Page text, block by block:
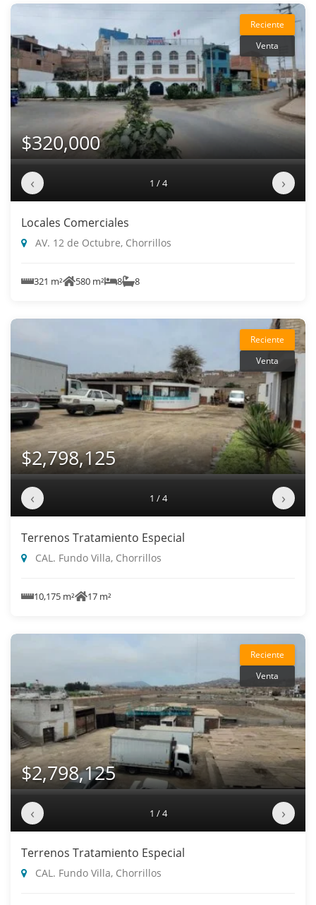
Reciente
Venta
$320,000
‹ 1 / 4 ›
Locales Comerciales
AV. 12 de Octubre, Chorrillos
321 m² 580 m² 8 8
Reciente
Venta
$2,798,125
‹ 1 / 4 ›
Terrenos Tratamiento Especial
CAL. Fundo Villa, Chorrillos
10,175 m² 17 m²
Reciente
Venta
$2,798,125
‹ 1 / 4 ›
Terrenos Tratamiento Especial
CAL. Fundo Villa, Chorrillos